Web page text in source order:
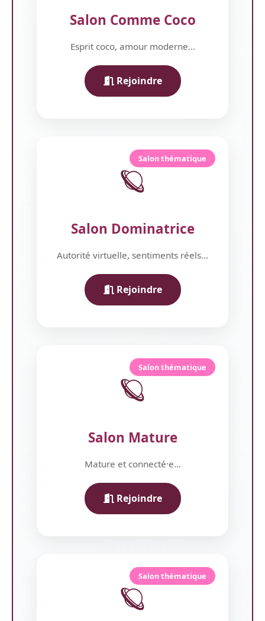
Salon Comme Coco
Esprit coco, amour moderne...
Rejoindre
Salon thématique
🪐
Salon Dominatrice
Autorité virtuelle, sentiments réels...
Rejoindre
Salon thématique
🪐
Salon Mature
Mature et connecté·e...
Rejoindre
Salon thématique
🪐